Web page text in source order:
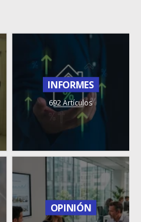
INFORMES
692 Artículos
OPINIÓN